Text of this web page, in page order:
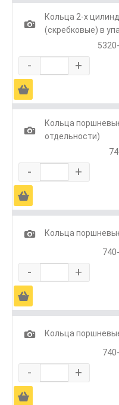
1
Кольца 2-х
(скребковые) в
- +
Ä
1
Кольца
отдельности)
- +
Ä
1
Кольца
- +
Ä
1
Кольца
- +
Ä